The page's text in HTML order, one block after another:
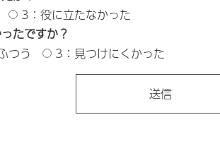
3：役に立たなかった
たですか？
つう 3：見つけにくかった